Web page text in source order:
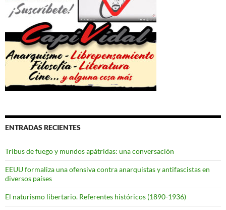
ENTRADAS RECIENTES
Tribus de fuego y mundos apátridas: una conversación
EEUU formaliza una ofensiva contra anarquistas y antifascistas en
diversos países
El naturismo libertario. Referentes históricos (1890-1936)